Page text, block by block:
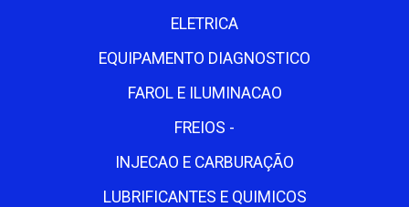
ELETRICA
EQUIPAMENTO DIAGNOSTICO
FAROL E ILUMINACAO
FREIOS -
INJECAO E CARBURAÇÃO
LUBRIFICANTES E QUIMICOS